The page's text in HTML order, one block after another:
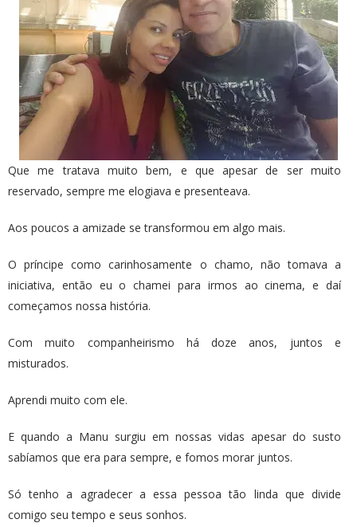
Que me tratava muito bem, e que apesar de ser muito
reservado, sempre me elogiava e presenteava.
Aos poucos a amizade se transformou em algo mais.
O príncipe como carinhosamente o chamo, não tomava a
iniciativa, então eu o chamei para irmos ao cinema, e daí
começamos nossa história.
Com muito companheirismo há doze anos, juntos e
misturados.
Aprendi muito com ele.
E quando a Manu surgiu em nossas vidas apesar do susto
sabíamos que era para sempre, e fomos morar juntos.
Só tenho a agradecer a essa pessoa tão linda que divide
comigo seu tempo e seus sonhos.